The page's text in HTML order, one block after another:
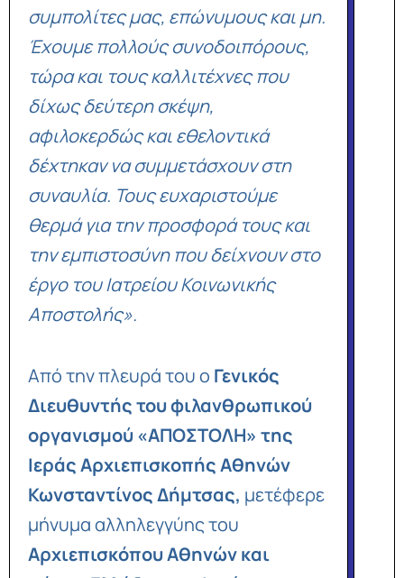
συμπολίτες μας, επώνυμους και μη.
Έχουμε πολλούς συνοδοιπόρους,
τώρα και τους καλλιτέχνες που
δίχως δεύτερη σκέψη,
αφιλοκερδώς και εθελοντικά
δέχτηκαν να συμμετάσχουν στη
συναυλία. Τους ευχαριστούμε
θερμά για την προσφορά τους και
την εμπιστοσύνη που δείχνουν στο
έργο του Ιατρείου Κοινωνικής
Αποστολής».
Από την πλευρά του ο Γενικός
Διευθυντής του φιλανθρωπικού
οργανισμού «ΑΠΟΣΤΟΛΗ» της
Ιεράς Αρχιεπισκοπής Αθηνών
Κωνσταντίνος Δήμτσας, μετέφερε
μήνυμα αλληλεγγύηςτου
Αρχιεπισκόπου Αθηνών και